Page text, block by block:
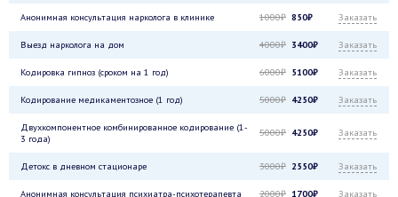
Анонимная консультация нарколога в клинике 1000₽ 850₽ Заказать
Выезд нарколога на дом 4000₽ 3400₽ Заказать
Кодировка гипноз (сроком на 1 год) 6000₽ 5100₽ Заказать
Кодирование медикаментозное (1 год) 5000₽ 4250₽ Заказать
Двухкомпонентное комбинированное кодирование (1-
3 года)
5000₽ 4250₽ Заказать
Детокс в дневном стационаре 3000₽ 2550₽ Заказать
Анонимная консультация психиатра-психотерапевта 2000₽ 1700₽ Заказать